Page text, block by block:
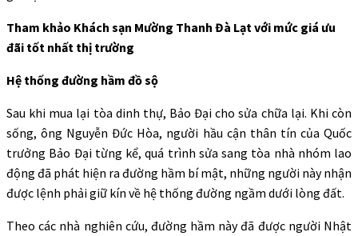
Tham khảo Khách sạn Mường Thanh Đà Lạt với mức giá ưu
đãi tốt nhất thị trường
Hệ thống đường hầm đồ sộ
Sau khi mua lại tòa dinh thự, Bảo Đại cho sửa chữa lại. Khi còn
sống, ông Nguyễn Đức Hòa, người hầu cận thân tín của Quốc
trưởng Bảo Đại từng kể, quá trình sửa sang tòa nhà nhóm lao
động đã phát hiện ra đường hầm bí mật, những người này nhận
được lệnh phải giữ kín về hệ thống đường ngầm dưới lòng đất.
Theo các nhà nghiên cứu, đường hầm này đã được người Nhật